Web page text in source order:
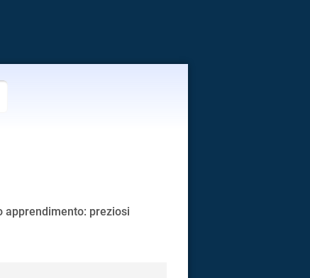
apprendimento: preziosi